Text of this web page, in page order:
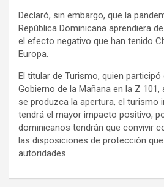
Declaró, sin embargo, que la
República Dominicana aprendiera
el efecto negativo que han tenido
Europa.
El titular de Turismo, quien
Gobierno de la Mañana en la Z
se produzca la apertura, el turismo
tendrá el mayor impacto positivo,
dominicanos tendrán que convivir
las disposiciones de protección
autoridades.